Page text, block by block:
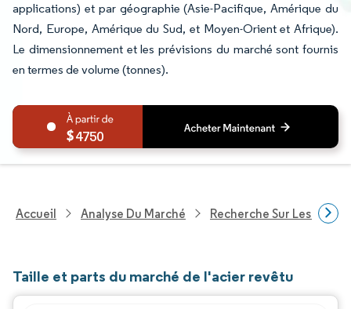
applications) et par géographie (Asie-Pacifique, Amérique du
Nord, Europe, Amérique du Sud, et Moyen-Orient et Afrique).
Le dimensionnement et les prévisions du marché sont fournis
en termes de volume (tonnes).
4750
Accueil Analyse Du Marché Recherche Sur Les
Taille et parts du marché de l'acier revêtu